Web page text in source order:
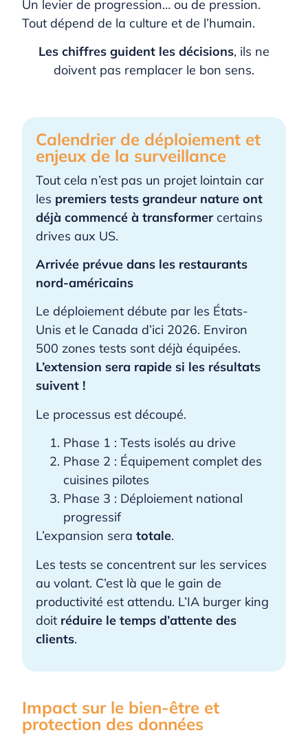
Un levier de progression… ou de pression.
Tout dépend de la culture et de l’humain.
Les chiffres guident les décisions, ils ne
doivent pas remplacer le bon sens.
Calendrier de déploiement et
enjeux de la surveillance
Tout cela n’est pas un projet lointain car
les premiers tests grandeur nature ont
déjà commencé à transformer certains
drives aux US.
Arrivée prévue dans les restaurants
nord-américains
Le déploiement débute par les États-
Unis et le Canada d’ici 2026. Environ
500 zones tests sont déjà équipées.
L’extension sera rapide si les résultats
suivent !
Le processus est découpé.
Phase 1 : Tests isolés au drive
Phase 2 : Équipement complet des
cuisines pilotes
Phase 3 : Déploiement national
progressif
L’expansion sera totale.
Les tests se concentrent sur les services
au volant. C’est là que le gain de
productivité est attendu. L’IA burger king
doit réduire le temps d’attente des
clients.
Impact sur le bien-être et
protection des données